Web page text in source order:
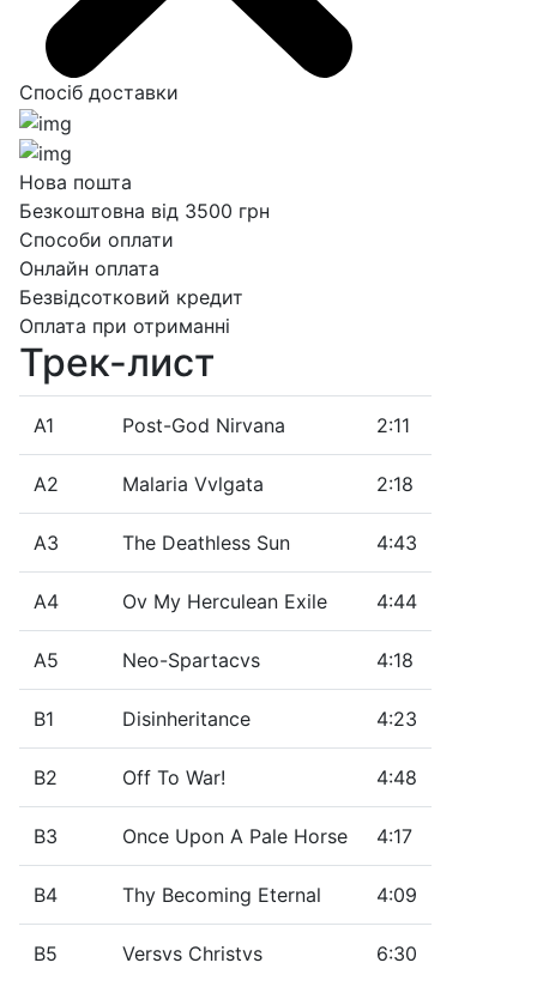
Спосіб доставки
Нова пошта
Безкоштовна від 3500 грн
Способи оплати
Онлайн оплата
Безвідсотковий кредит
Оплата при отриманні
Трек-лист
A1 Post-God Nirvana 2:11
A2 Malaria Vvlgata 2:18
A3 The Deathless Sun 4:43
A4 Ov My Herculean Exile 4:44
A5 Neo-Spartacvs 4:18
B1 Disinheritance 4:23
B2 Off To War! 4:48
B3 Once Upon A Pale Horse 4:17
B4 Thy Becoming Eternal 4:09
B5 Versvs Christvs 6:30